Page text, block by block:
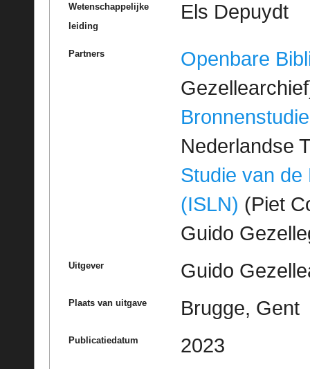
Wetenschappelijke
leiding
Els Depuydt
Partners
Openbare
Bronnenstudie
Nederlandse
Studie van de
(ISLN) (Piet
Guido
Uitgever Guido
Plaats van uitgave Brugge, Gent
Publicatiedatum 2023